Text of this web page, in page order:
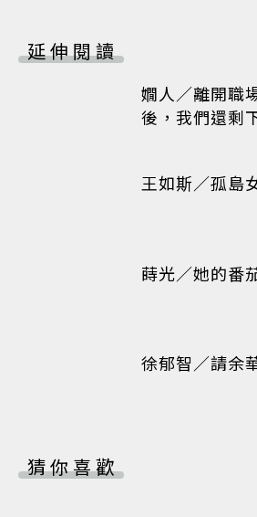
延伸閱讀
嫺人／離開職
後，我們還剩
王如斯／孤島
蒔光／她的番
徐郁智／請余
猜你喜歡